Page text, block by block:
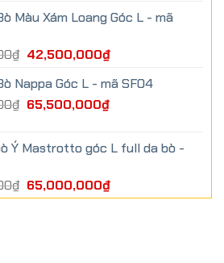
Màu Xám Loang Góc L - mã
₫ 42,500,000₫
Nappa Góc L - mã SF04
₫ 65,500,000₫
Ý Mastrotto góc L full da bò -
₫ 65,000,000₫